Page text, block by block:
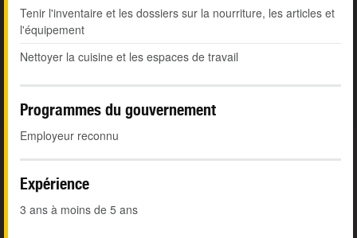
Tenir l'inventaire et les dossiers sur la nourriture, les articles et
l'équipement
Nettoyer la cuisine et les espaces de travail
Programmes du gouvernement
Employeur reconnu
Expérience
3 ans à moins de 5 ans